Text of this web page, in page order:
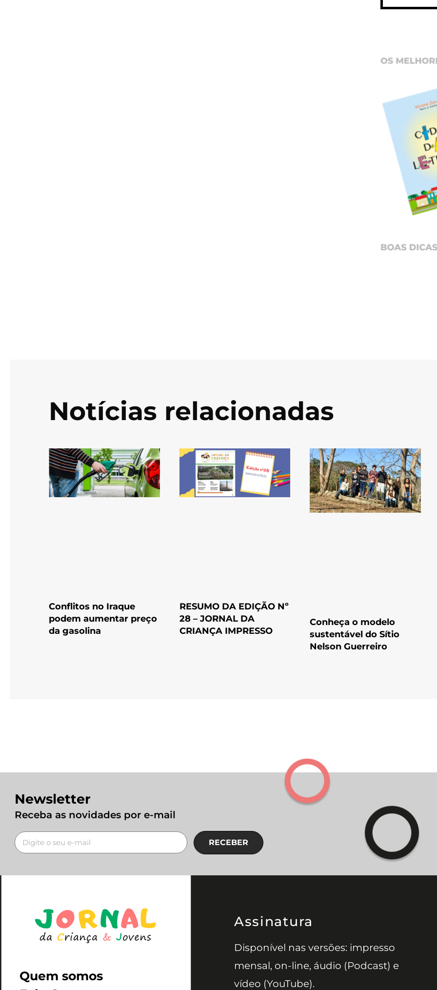
Notícias relacionadas
Conflitos no Iraque
podem aumentar preço
da gasolina
RESUMO DA EDIÇÃO Nº
28 – JORNAL DA
CRIANÇA IMPRESSO
Conheça o modelo
sustentável do Sítio
Nelson Guerreiro
Newsletter
Receba as novidades por e-mail
RECEBER
Quem somos
Assinatura
Disponível nas versões: impresso
mensal, on-line, áudio (Podcast) e
vídeo (YouTube).